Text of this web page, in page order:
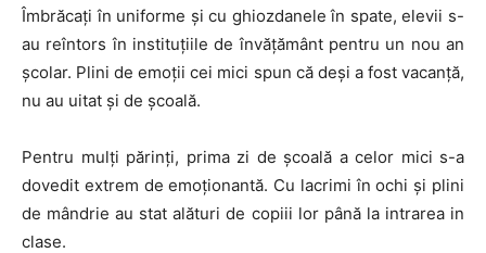
Îmbrăcați în uniforme și cu ghiozdanele în spate, elevii s-
au reîntors în instituțiile de învățământ pentru un nou an
școlar. Plini de emoții cei mici spun că deși a fost vacanță,
nu au uitat și de școală.
Pentru mulți părinți, prima zi de școală a celor mici s-a
dovedit extrem de emoționantă. Cu lacrimi în ochi și plini
de mândrie au stat alături de copiii lor până la intrarea in
clase.